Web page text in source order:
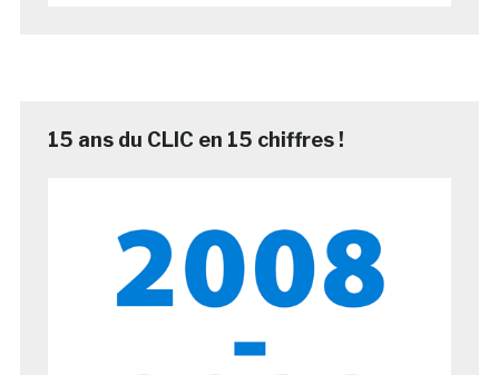
15 ans du CLIC en 15 chiffres !